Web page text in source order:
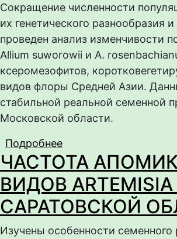
Сокращение численности
их генетического разнообразия
проведен анализ изменчивости
Allium suworowii и A.
ксеромезофитов,
видов флоры Средней Азии.
стабильной реальной семенной
Московской области.
Подробнее
suworowii Regel и A.
St.-Hil.) в условиях
ЧАСТОТА
ВИДОВ ARTEMISIA
САРАТОВСКОЙ
Изучены особенности